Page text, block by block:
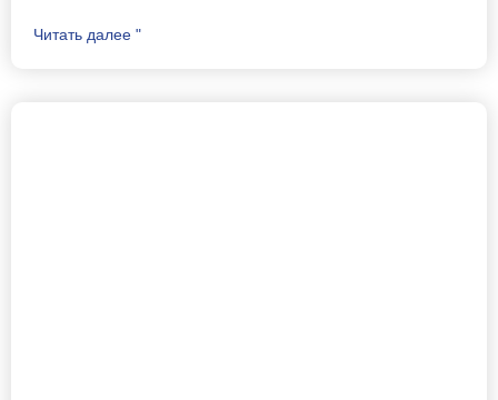
Читать далее "